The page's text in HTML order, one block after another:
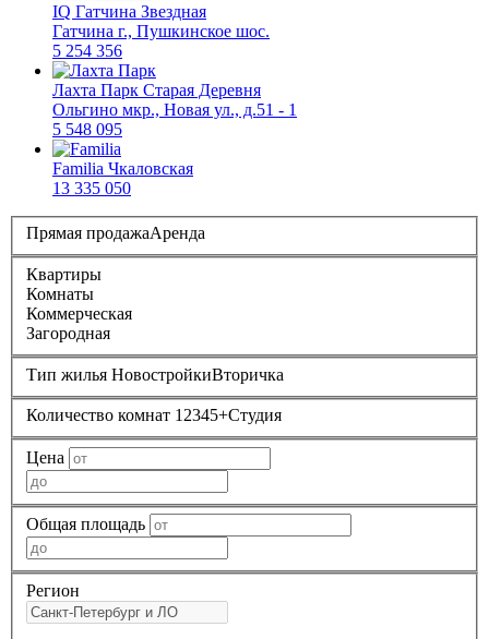
IQ Гатчина Звездная
Гатчина г., Пушкинское шос.
5 254 356
Лахта Парк Старая Деревня
Ольгино мкр., Новая ул., д.51 - 1
5 548 095
Familia Чкаловская
13 335 050
Прямая продажаАренда
Квартиры
Комнаты
Коммерческая
Загородная
Тип жилья НовостройкиВторичка
Количество комнат 1 2345+Студия
Цена
Общая площадь
Регион